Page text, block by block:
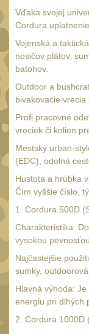
Méně než
200 - 500 lm2
510 - 990 lm
1000 - 2000
Nad 2000 lm
Speciální
Lovecké
Vyhledávací
Čelové
čelovky 4
Svítilny pro
AA/AAA/
Svítilny pro
baterie
5
Vďaka svojej
Cordura
Vojenská a
nosičov plátov,
batohov.
Outdoor a
bivakovacie
Profi pracovné
vreciek či kolien
Mestský urban-
(EDC), odolná
Hustota a hrúbka
Čím vyššie číslo,
1. Cordura 500D
Charakteristika:
vysokou
Najčastejšie
sumky, outdoorová
Hlavná výhoda:
energiu pri dlhých
2. Cordura 1000D